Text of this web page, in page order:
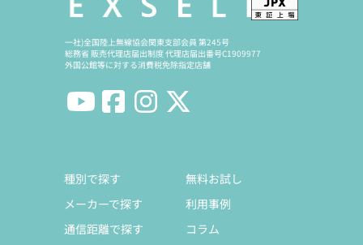
一社)全国陸上無線協会関東支部会員 第245号
総務省 販売代理店届出制度 代理店届出番号C1909977
外国公館等に対する消費税免除指定店舗
種別で探す
メーカーで探す
通信距離で探す
無料お試し
利用事例
コラム